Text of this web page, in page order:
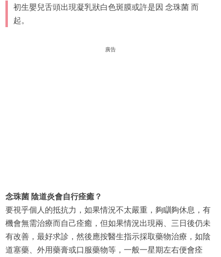
初生嬰兒舌頭出現凝乳狀白色斑膜或許是因 念珠菌 而
起。
廣告
念珠菌 陰道炎會自行痊癒？
要視乎個人的抵抗力，如果情況不太嚴重，夠瞓夠休息，有
機會無需治療而自己痊癒，但如果情況出現兩、三日後仍未
有改善，最好求診，然後應按醫生指示採取藥物治療，如陰
道塞藥、外用藥膏或口服藥物等，一般一星期左右便會痊